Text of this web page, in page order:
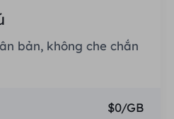
bản, không che chắn
$0/GB